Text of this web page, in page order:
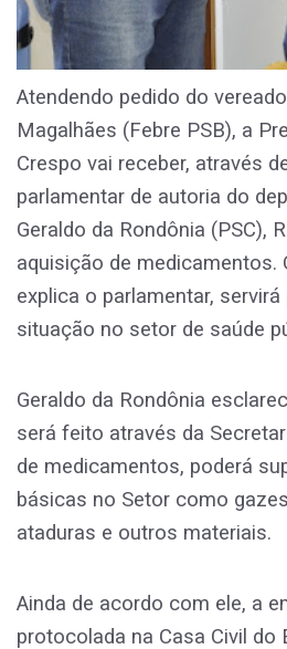
Atendendo pedido do
Magalhães (Febre PSB), a
Crespo vai receber, através
parlamentar de autoria do
Geraldo da Rondônia (PSC),
aquisição de medicamentos.
explica o parlamentar,
situação no setor de saúde
Geraldo da Rondônia
será feito através da
de medicamentos, poderá
básicas no Setor como
ataduras e outros materiais.
Ainda de acordo com ele, a
protocolada na Casa Civil do